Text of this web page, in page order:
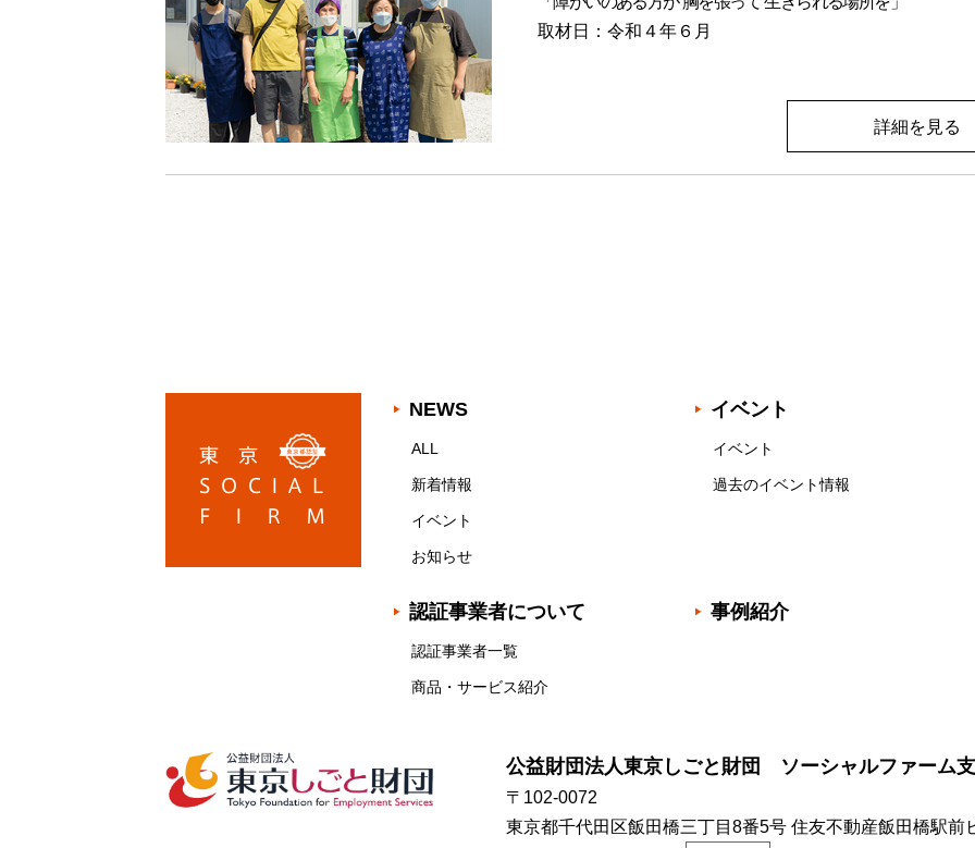
取材日：令和４年６月
詳細を見る
NEWS
ALL
新着情報
イベント
お知らせ
イベント
イベント
過去のイベント情報
認証事業者について
認証事業者一覧
商品・サービス紹介
事例紹介
公益財団法人東京しごと財団 ソーシャルファーム
〒102-0072
東京都千代田区飯田橋三丁目8番5号 住友不動産飯田橋駅前